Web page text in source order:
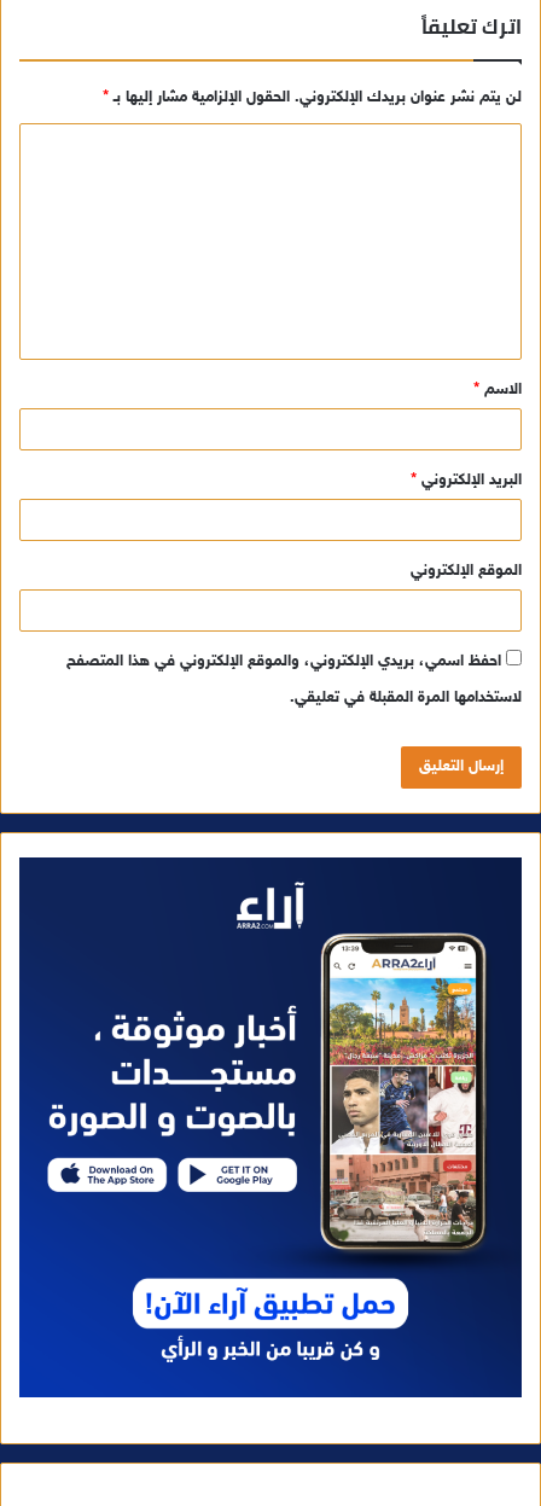
اترك تعليقاً
لن يتم نشر عنوان بريدك الإلكتروني. الحقول الإلزامية مشار إليها بـ*
ق
*
الاسم *
البريد الإلكتروني *
الموقع الإلكتروني
احفظ اسمي، بريدي الإلكتروني، والموقع الإلكتروني في هذا المتصفح
لاستخدامها المرة المقبلة في تعليقي.